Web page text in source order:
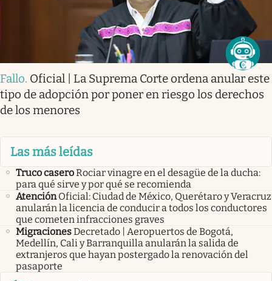
Fallo. Oficial | La Suprema Corte ordena anular este
tipo de adopción por poner en riesgo los derechos
de los menores
Las más leídas
Truco caseroRociar vinagre en el desagüe de la ducha:
para qué sirve y por qué se recomienda
Atención Oficial: Ciudad de México, Querétaro y Veracruz
anularán la licencia de conducir a todos los conductores
que cometen infracciones graves
MigracionesDecretado | Aeropuertos de Bogotá,
Medellín, Cali y Barranquilla anularán la salida de
extranjeros que hayan postergado la renovación del
pasaporte